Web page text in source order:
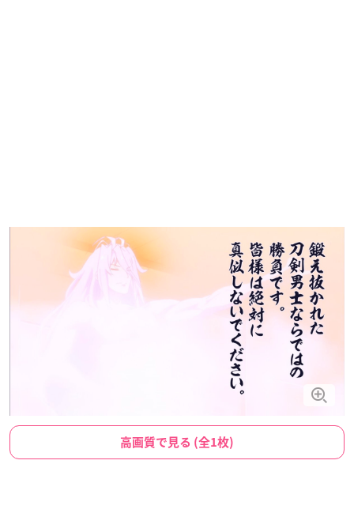
高画質で見る (全1枚)